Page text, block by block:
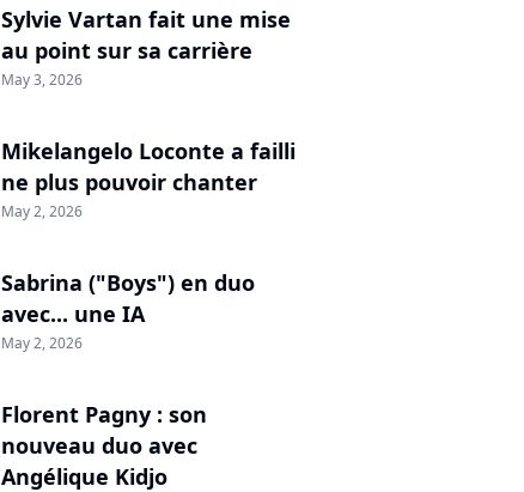
Sylvie Vartan fait une mise
au point sur sa carrière
May 3, 2026
Mikelangelo Loconte a failli
ne plus pouvoir chanter
May 2, 2026
Sabrina ("Boys") en duo
avec... une IA
May 2, 2026
Florent Pagny : son
nouveau duo avec
Angélique Kidjo